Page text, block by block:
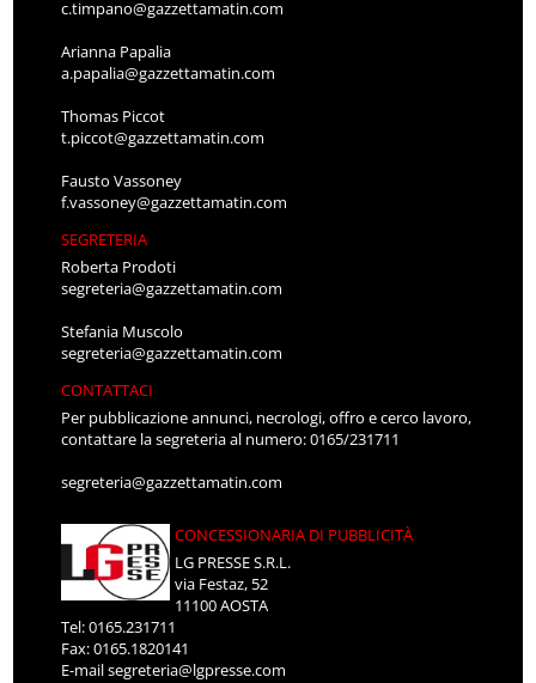
c.timpano@gazzettamatin.com
Arianna Papalia
a.papalia@gazzettamatin.com
Thomas Piccot
t.piccot@gazzettamatin.com
Fausto Vassoney
f.vassoney@gazzettamatin.com
SEGRETERIA
Roberta Prodoti
segreteria@gazzettamatin.com
Stefania Muscolo
segreteria@gazzettamatin.com
CONTATTACI
Per pubblicazione annunci, necrologi, offro e cerco lavoro,
contattare la segreteria al numero: 0165/231711
segreteria@gazzettamatin.com
CONCESSIONARIA DI PUBBLICITÀ
LG PRESSE S.R.L.
via Festaz, 52
11100 AOSTA
Tel: 0165.231711
Fax: 0165.1820141
E-mailsegreteria@lgpresse.com